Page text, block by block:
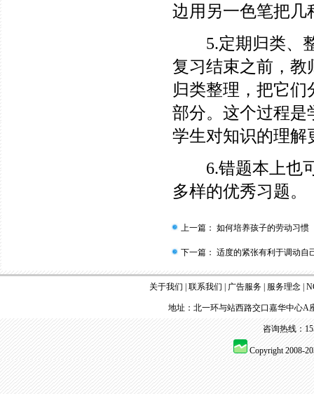
边用另一色笔把几
5.定期归类、整
复习结束之前，教
归类整理，把它
部分。这个过程是
学生对知识的理解
6.错题本上也可
多样的优秀习题。
上一篇： 如何培养孩子的劳动习惯
下一篇： 适度的紧张有利于调动自
关于我们 联系我们 广告服务| 服务理念|
地址：北一环与站西路交口嘉华中心
咨询热线：
Copyright 2008-